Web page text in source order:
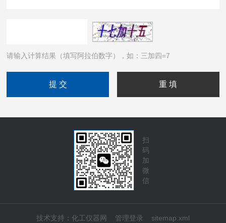
请输入计算结果（填写阿拉伯数字），如：三加四=7
扫
码
加
微
信
技术支持： 化工仪器网 管理登录 sitemap.xml